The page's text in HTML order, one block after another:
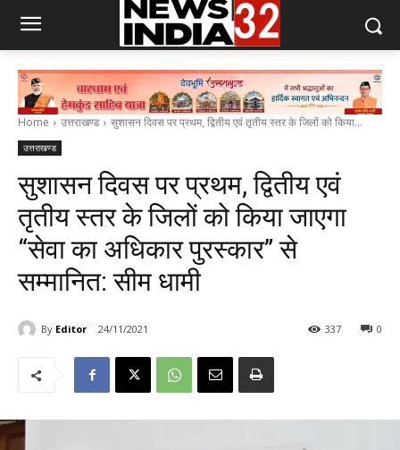
Home उत्तराखण्ड सुशासन दिवस पर प्रथम, द्वितीय एवं तृतीय स्तर के जिलों को किया...
उत्तराखण्ड
सुशासन दिवस पर प्रथम, द्वितीय एवं
तृतीय स्तर के जिलों को किया जाएगा
“सेवा का अधिकार पुरस्कार” से
सम्मानित: सीम धामी
By Editor 24/11/2021 0
337